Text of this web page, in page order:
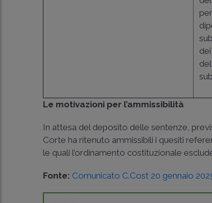
Le motivazioni per l’ammissibilità
In attesa del deposito delle sentenze,
Corte ha ritenuto ammissibili i quesiti
le quali l’ordinamento costituzionale
Fonte: Comunicato C.Cost 20 gennaio